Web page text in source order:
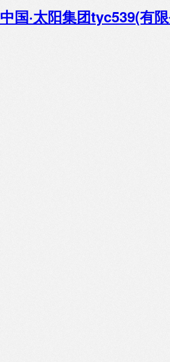
中国·太阳集团tyc539(有